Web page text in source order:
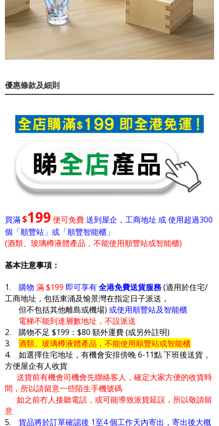
優惠條款及細則
買滿$199 便可免費送到屋企，工商地址 或 使用超過300
個「順豐站」或「順豐智能櫃」
(酒類、玻璃樽液體產品，不能使用順豐站或智能櫃)
基本注意事項：
1. 購物 滿 $199 即可享有全港免費送貨服務(適用於住宅/
工商地址，包括東涌及愉景灣在指定日子派送，
但不包括其他離島或機場) 或使用順豐站及智能櫃
電梯不能到達層數地址，不設派送
2. 購物不足 $199：$80 額外運費 (或另外註明)
3. 酒類、玻璃樽液體產品，不能使用順豐站或智能櫃
4. 如選擇住宅地址，有機會安排傍晚 6-11點 下班後送貨，
方便屋企有人收貨
送貨前有機會司機會先聯絡客人，確定大家方便的收貨時
間，所以請留意一些陌生手機號碼
如之前冇人接聽電話，或可能導致派貨延誤，所以敬請留
意
5. 貨品將於訂單確認後 1至4 個工作天內寄出，寄出後大概